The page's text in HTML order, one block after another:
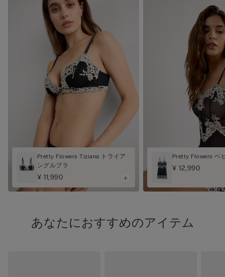
Pretty Flowers Tiziana トライア
ングルブラ
¥ 11,990
Pretty Flowers ベ
¥ 12,990
あなたにおすすめのアイテム